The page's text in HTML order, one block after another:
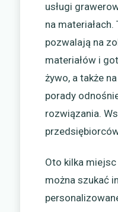
usługi
na
pozwalają na
materiałów i
żywo, a także
porady
rozwiązania.
Oto kilka
można szukać